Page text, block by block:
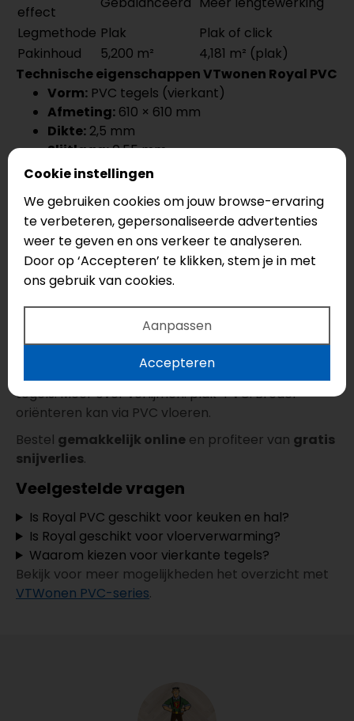
effect
Legmethode Plak
Plak of click
Pakinhoud
5,200 m²
4,181 m² (plak)
Technische eigenschappen VTwonen Royal PVC
Vorm: PVC tegels (vierkant)
Afmeting: 610 × 610 mm
Dikte: 2,5 mm
Slijtlaag:0,55 mm
Warmteweerstand (richtlijn):
Vochtbestendig:ja
Garantie/retour:zie productkaart en
shopvoorwaarden
Legadvies & onderhoud
Legadvies:vlak/egaal (vaak egaliseren),
verlijmen en aanrollen.
stofzuigen, licht vochtig dweilen,
mat + viltjes.
Terug naar VTwonen. Meer tegelvloeren: PVC
tegels. Meer over verlijmen: plak-PVC. Breder
oriënteren kan via PVC vloeren.
Bestel gemakkelijk online en profiteer van gratis
snijverlies.
Veelgestelde vragen
Is Royal PVC geschikt voor keuken en hal?
Is Royal geschikt voor vloerverwarming?
Waarom kiezen voor vierkante tegels?
Bekijk voor meer mogelijkheden het overzicht met
VTWonen PVC-series.
Cookie instellingen
We gebruiken cookies om jouw browse-ervaring
te verbeteren, gepersonaliseerde advertenties
weer te geven en ons verkeer te analyseren.
Door op ‘Accepteren’ te klikken, stem je in met
ons gebruik van cookies.
Aanpassen
Accepteren